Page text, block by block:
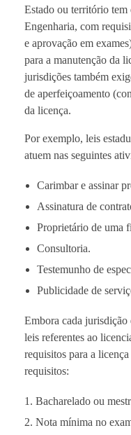
Estado ou território
Engenharia, com
e aprovação em
para a manutenção da
jurisdições também
de aperfeiçoamento
da licença.
Por exemplo, leis
atuem nas seguintes
Carimbar e assinar
Assinatura de
Proprietário de uma
Consultoria.
Testemunho de
Publicidade de
Embora cada jurisdição
leis referentes ao
requisitos para a
requisitos:
Bacharelado ou
Nota mínima no